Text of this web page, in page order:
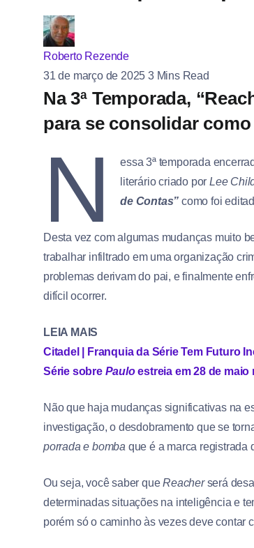
Roberto Rezende
31 de março de 20253 Mins Read
Na 3ª Temporada,
para se consolidar
N essa 3ª temporada
literário criado porLee
de Contas” como foi
Desta vez com algumas mudanças muito
trabalhar infiltrado em uma organização
problemas derivam do pai, e finalmente
difícil ocorrer.
LEIA MAIS
Citadel | Franquia da Série Tem Futuro
Série sobre Pauloestreia em 28 de maio
Não que haja mudanças significativas na
investigação, o desdobramento que se
porrada e bomba que é a marca registrada
Ou seja, você saber queReacherserá
determinadas situações na inteligência e
porém só o caminho às vezes deve contar